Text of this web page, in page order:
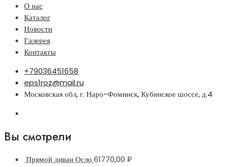
О нас
Каталог
Новости
Галерея
Контакты
+79036451658
eps1roz@mail.ru
Московская обл, г. Наро-Фоминск, Кубинское шоссе, д.4
Вы смотрели
Прямой диван Осло 61770,00 ₽